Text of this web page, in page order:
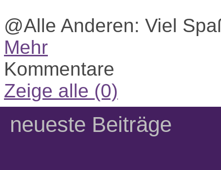
@Alle Anderen: Viel
Mehr
Kommentare
Zeige alle (0)
neueste Beiträge